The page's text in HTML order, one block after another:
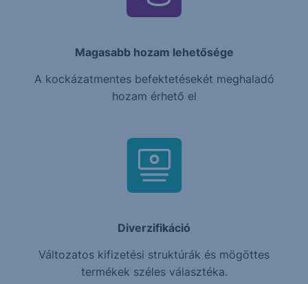
Magasabb hozam lehetősége
A kockázatmentes befektetésekét meghaladó
hozam érhető el
Diverzifikáció
Változatos kifizetési struktúrák és mögöttes
termékek széles választéka.